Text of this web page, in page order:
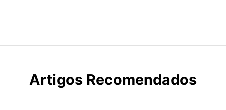
Artigos Recomendados